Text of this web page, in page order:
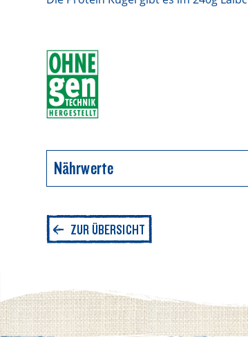
Nährwerte
Durchschnittliche Nährwerte pro 100g
Fett
davon gesättigte Fettsäuren
ZUR ÜBERSICHT